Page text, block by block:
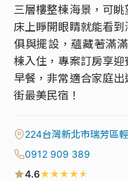
三層樓整棟海景，可
床上睜開眼睛就能看
俱與擺設，蘊藏著滿
棟入住，專案訂房享
早餐，非常適合家庭
街最美民宿！
224台灣新北市瑞芳區
0912 909 389
4.6★★★★★